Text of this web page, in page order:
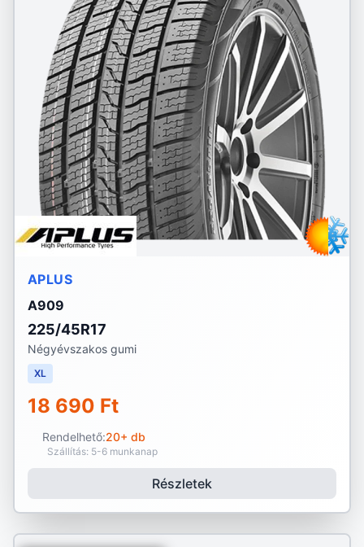
APLUS
A909
225/45R17
Négyévszakos gumi
XL
18 690 Ft
Rendelhető:20+ db
Szállítás: 5-6 munkanap
Részletek